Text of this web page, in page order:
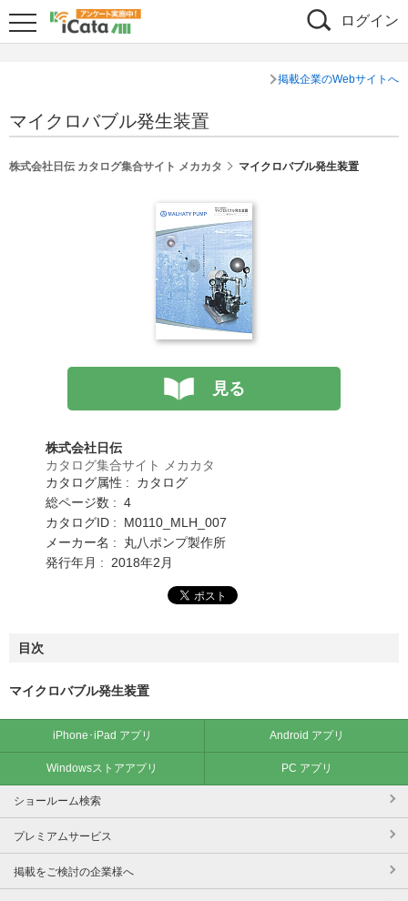
ログイン
掲載企業のWebサイトへ
マイクロバブル発生装置
株式会社日伝 カタログ集合サイト メカカタ マイクロバブル発生装置
見る
株式会社日伝
カタログ集合サイト メカカタ
カタログ属性 : カタログ
総ページ数 : 4
カタログID : M0110_MLH_007
メーカー名 : 丸八ポンプ製作所
発行年月 : 2018年2月
目次
マイクロバブル発生装置
iPhone･iPad アプリ Android アプリ
Windowsストアアプリ PC アプリ
ショールーム検索
プレミアムサービス
掲載をご検討の企業様へ